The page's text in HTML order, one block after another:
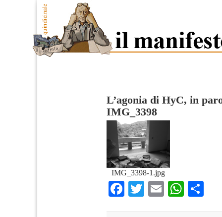
L’agonia di HyC, in
IMG_3398
IMG_3398-1.jpg
Facebook
TwitterEmail